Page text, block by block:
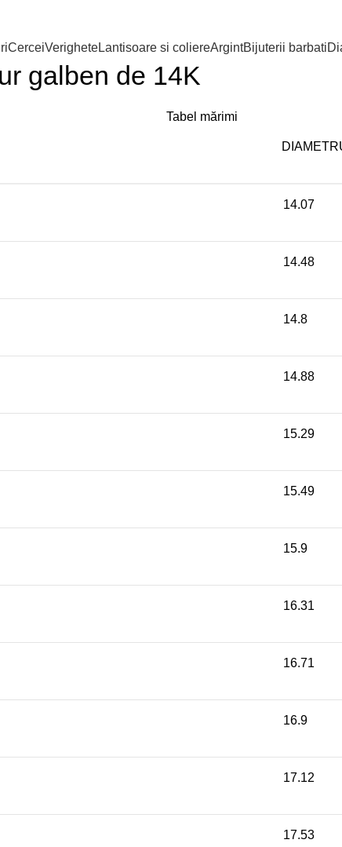
CerceiVerigheteLantisoare si coliereArgintBijuterii barbati
galben de 14K
Tabel mărimi
14.07
14.48
14.8
14.88
15.29
15.49
15.9
16.31
16.71
16.9
17.12
17.53